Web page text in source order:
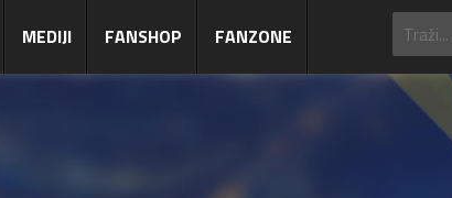
MEDIJI FANSHOP FANZONE